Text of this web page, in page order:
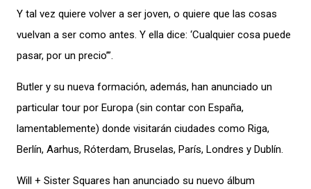
Y tal vez quiere volver a ser joven, o quiere que las cosas
vuelvan a ser como antes. Y ella dice: ‘Cualquier cosa puede
pasar, por un precio’”.
Butler y su nueva formación, además, han anunciado un
particular tour por Europa (sin contar con España,
lamentablemente) donde visitarán ciudades como Riga,
Berlín, Aarhus, Róterdam, Bruselas, París, Londres y Dublín.
Will + Sister Squares han anunciado su nuevo álbum